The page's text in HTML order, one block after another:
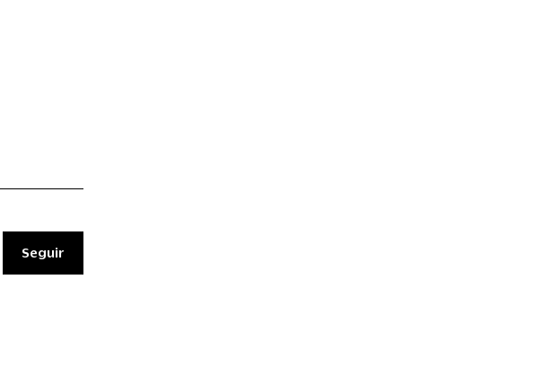
Seguir